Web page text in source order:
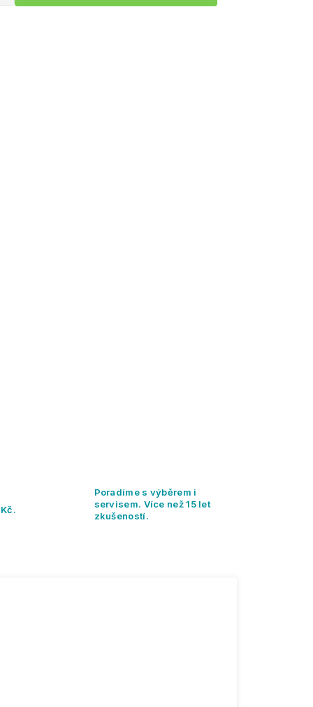
Poradíme s výběrem i
servisem. Více než 15 let
zkušeností.